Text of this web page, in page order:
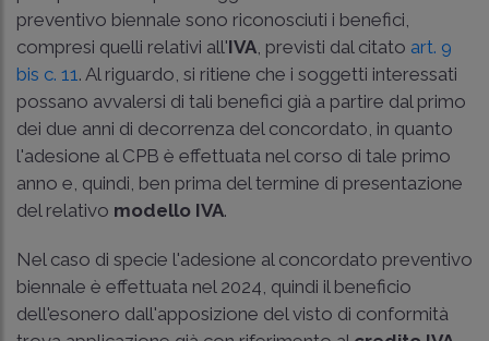
preventivo biennale sono riconosciuti i benefici,
compresi quelli relativi all'IVA , previsti dal citato art. 9
bis c. 11 . Al riguardo, si ritiene che i soggetti interessati
possano avvalersi di tali benefici già a partire dal primo
dei due anni di decorrenza del concordato, in quanto
l'adesione al CPB è effettuata nel corso di tale primo
anno e, quindi, ben prima del termine di presentazione
del relativo modello IVA.
Nel caso di specie l'adesione al concordato preventivo
biennale è effettuata nel 2024, quindi il beneficio
dell'esonero dall'apposizione del visto di conformità